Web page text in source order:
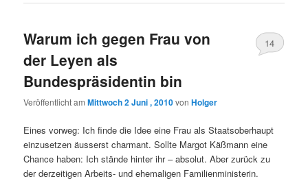
Warum ich gegen Frau von
der Leyen als
Bundespräsidentin bin
Veröffentlicht amMittwoch 2 Juni , 2010vonHolger
14
Eines vorweg: Ich finde die Idee eine Frau als Staatsoberhaupt
einzusetzen äusserst charmant. Sollte Margot Käßmann eine
Chance haben: Ich stände hinter ihr – absolut. Aber zurück zu
der derzeitigen Arbeits- und ehemaligen Familienministerin.